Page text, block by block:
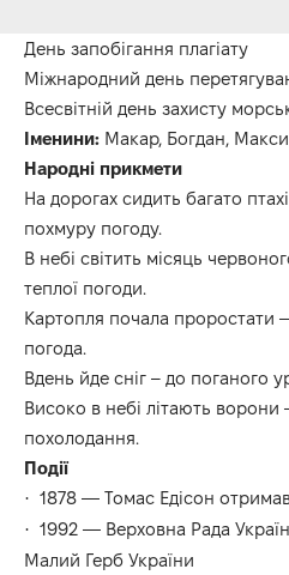
День запобігання плагіату
Міжнародний день
Всесвітній день захисту
Іменини: Макар, Богдан,
Народні прикмети
На дорогах сидить багато
похмуру погоду.
В небі світить місяць
теплої погоди.
Картопля почала проростати
погода.
Вдень йде сніг – до поганого
Високо в небі літають ворони
похолодання.
Події
· 1878 — Томас Едісон
· 1992 — Верховна Рада
Малий Герб України